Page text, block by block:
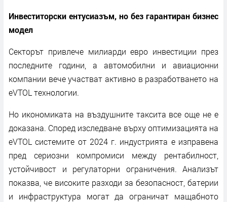
Инвеститорски ентусиазъм, но без гарантиран бизнес
модел
Секторът привлече милиарди евро инвестиции през
последните години, а автомобилни и авиационни
компании вече участват активно в разработването на
eVTOL технологии.
Но икономиката на въздушните таксита все още не е
доказана. Според изследване върху оптимизацията на
eVTOL системите от 2024 г. индустрията е изправена
пред сериозни компромиси между рентабилност,
устойчивост и регулаторни ограничения. Анализът
показва, че високите разходи за безопасност, батерии
и инфраструктура могат да ограничат мащабното